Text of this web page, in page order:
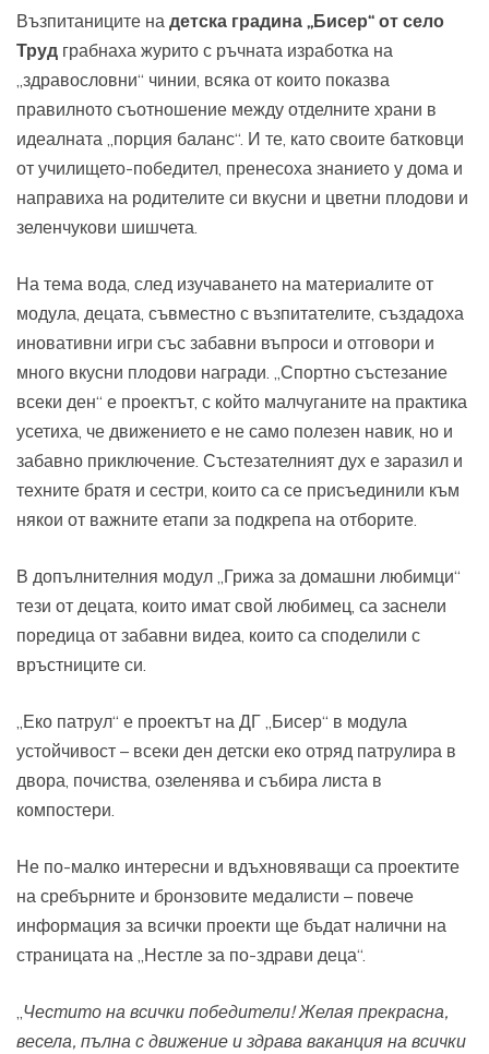
Възпитаниците на детска градина „Бисер“ от село
Труд грабнаха журито с ръчната изработка на
„здравословни“ чинии, всяка от които показва
правилното съотношение между отделните храни в
идеалната „порция баланс“. И те, като своите батковци
от училището-победител, пренесоха знанието у дома и
направиха на родителите си вкусни и цветни плодови и
зеленчукови шишчета.
На тема вода, след изучаването на материалите от
модула, децата, съвместно с възпитателите, създадоха
иновативни игри със забавни въпроси и отговори и
много вкусни плодови награди. „Спортно състезание
всеки ден“ е проектът, с който малчуганите на практика
усетиха, че движението е не само полезен навик, но и
забавно приключение. Състезателният дух е заразил и
техните братя и сестри, които са се присъединили към
някои от важните етапи за подкрепа на отборите.
В допълнителния модул „Грижа за домашни любимци“
тези от децата, които имат свой любимец, са заснели
поредица от забавни видеа, които са споделили с
връстниците си.
„Еко патрул“ е проектът на ДГ „Бисер“ в модула
устойчивост – всеки ден детски еко отряд патрулира в
двора, почиства, озеленява и събира листа в
компостери.
Не по-малко интересни и вдъхновяващи са проектите
на сребърните и бронзовите медалисти – повече
информация за всички проекти ще бъдат налични на
страницата на „Нестле за по-здрави деца“.
„Честито на всички победители! Желая прекрасна,
весела, пълна с движение и здрава ваканция на всички